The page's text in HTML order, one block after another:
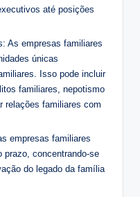
até posições
As empresas familiares
únicas
Isso pode incluir
familiares, nepotismo
relações familiares com
empresas familiares
prazo, concentrando-se
do legado da família